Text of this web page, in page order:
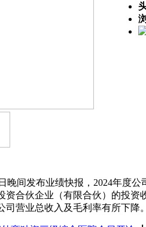
晚间发布业绩快报，2024年度
资合伙企业（有限合伙）的投
司营业总收入及毛利率有所下降。